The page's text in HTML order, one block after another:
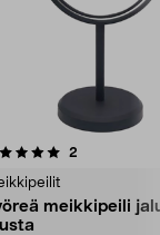
2
meikkipeili
4.0 viidestä